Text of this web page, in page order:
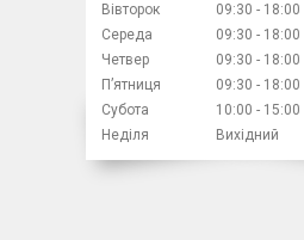
Вівторок
09:30
18:00
Середа
09:30
18:00
Четвер
09:30
18:00
Пʼятниця
09:30
18:00
Субота
10:00
15:00
Неділя
Вихідний